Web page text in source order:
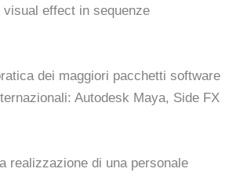
visual effect in sequenze
dei maggiori pacchetti software
Autodesk Maya, Side FX
realizzazione di una personale